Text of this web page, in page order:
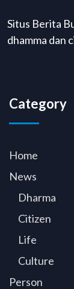
Situs Berita
dhamma dan
Category
Home
News
Dharma
Citizen
Life
Culture
Person